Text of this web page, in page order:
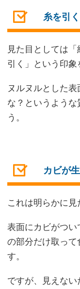
糸を引く
見た目としては
引く」という印象
ヌルヌルとした
な？というような
う。
カビが
これは明らかに見
表面にカビがつ
の部分だけ取って
す。
ですが、見えな